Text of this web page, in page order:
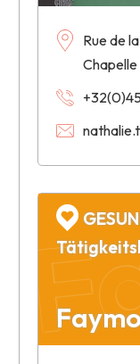
Rue de
Chapelle